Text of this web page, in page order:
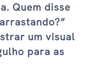
Quem disse
um visual
para as